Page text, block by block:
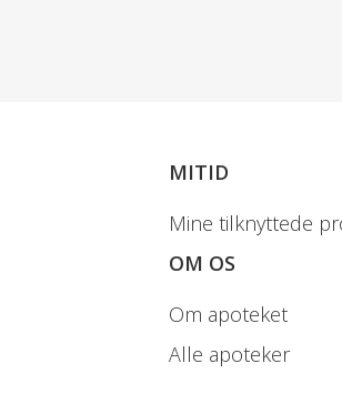
får bivirkningen.
MITID
Mine tilknyttede
OM OS
Om apoteket
Alle apoteker